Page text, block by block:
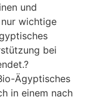
und
wichtige
bei
Ägyptisches
in einem nach